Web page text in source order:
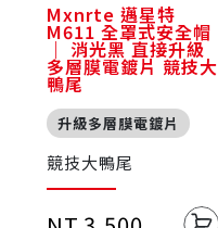
Mxnrte 邁星特
M611 全罩式安全帽
｜ 消光黑 直接升級
多層膜電鍍片 競技大
鴨尾
升級多層膜電鍍片
競技大鴨尾